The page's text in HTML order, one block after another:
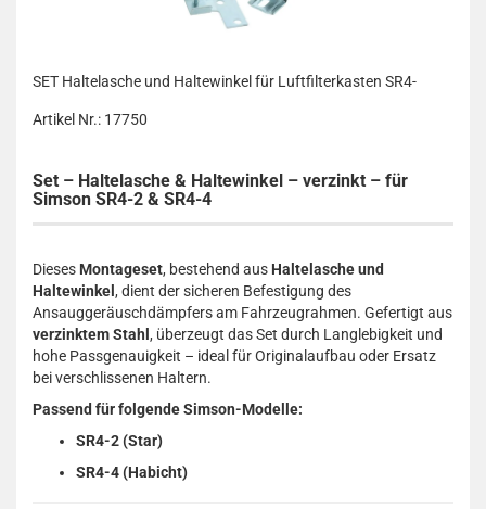
SET Haltelasche und Haltewinkel für Luftfilterkasten SR4-
Artikel Nr.: 17750
Set – Haltelasche & Haltewinkel – verzinkt – für
Simson SR4-2 & SR4-4
Dieses Montageset, bestehend aus Haltelasche und
Haltewinkel , dient der sicheren Befestigung des
Ansauggeräuschdämpfers am Fahrzeugrahmen. Gefertigt aus
verzinktem Stahl , überzeugt das Set durch Langlebigkeit und
hohe Passgenauigkeit – ideal für Originalaufbau oder Ersatz
bei verschlissenen Haltern.
Passend für folgende Simson-Modelle:
SR4-2 (Star)
SR4-4 (Habicht)